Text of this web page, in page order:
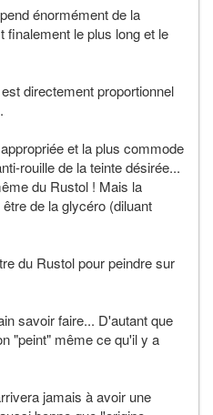
énormément de la
finalement le plus long et le
directement proportionnel
et la plus commode
rouille de la teinte désirée...
du Rustol ! Mais la
de la glycéro (diluant
du Rustol pour peindre sur
savoir faire... D'autant que
"peint" même ce qu'il y a
jamais à avoir une